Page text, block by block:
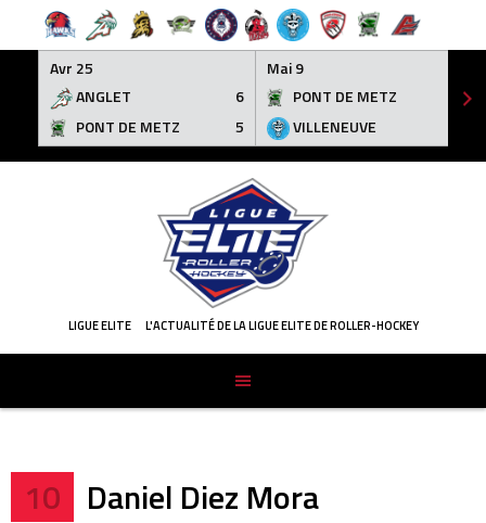
Avr 25
ANGLET
6
PONT DE METZ
5
Mai 9
PONT DE METZ
VILLENEUVE
LIGUE ELITE L'ACTUALITÉ DE LA LIGUE ELITE DE ROLLER-HOCKEY
10 Daniel Diez Mora